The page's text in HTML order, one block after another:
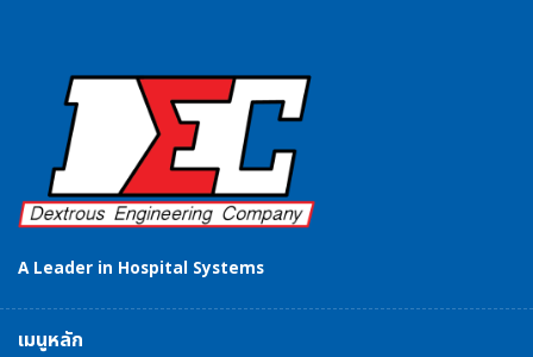
A Leader in Hospital Systems
เมนูหลัก